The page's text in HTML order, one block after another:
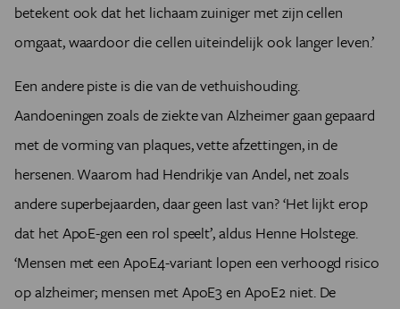
betekent ook dat het lichaam zuiniger met zijn cellen
omgaat, waardoor die cellen uiteindelijk ook langer leven.’
Een andere piste is die van de vethuishouding.
Aandoeningen zoals de ziekte van Alzheimer gaan gepaard
met de vorming van plaques, vette afzettingen, in de
hersenen. Waarom had Hendrikje van Andel, net zoals
andere superbejaarden, daar geen last van? ‘Het lijkt erop
dat het ApoE-gen een rol speelt’, aldus Henne Holstege.
‘Mensen met een ApoE4-variant lopen een verhoogd risico
op alzheimer; mensen met ApoE3 en ApoE2 niet. De